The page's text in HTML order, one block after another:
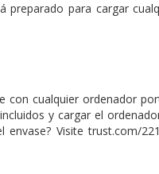
para cargar
con cualquier ordenador
y cargar el
Visite trust.com/